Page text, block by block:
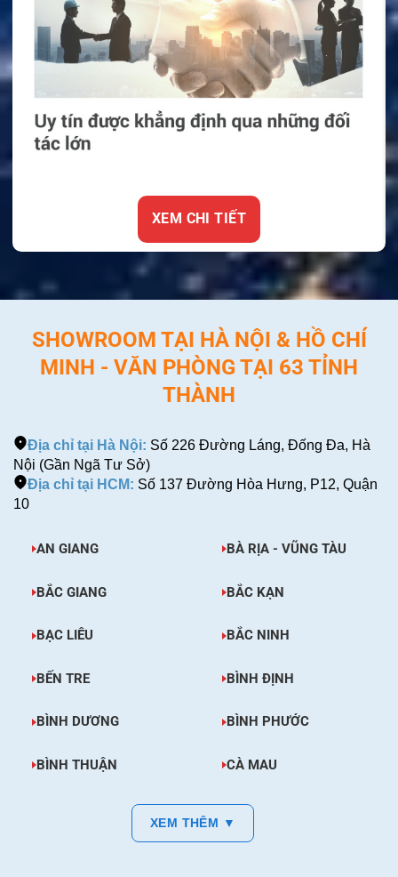
XEM CHI TIẾT
SHOWROOM TẠI HÀ NỘI & HỒ CHÍ
MINH - VĂN PHÒNG TẠI 63 TỈNH
THÀNH
Địa chỉ tại Hà Nội: Số 226 Đường Láng, Đống Đa, Hà
Nội (Gần Ngã Tư Sở)
Địa chỉ tại HCM: Số 137 Đường Hòa Hưng, P12, Quận
10
AN GIANG BÀ RỊA - VŨNG TÀU
BẮC GIANG BẮC KẠN
BẠC LIÊU BẮC NINH
BẾN TRE BÌNH ĐỊNH
BÌNH DƯƠNG BÌNH PHƯỚC
BÌNH THUẬN CÀ MAU
XEM THÊM ▼